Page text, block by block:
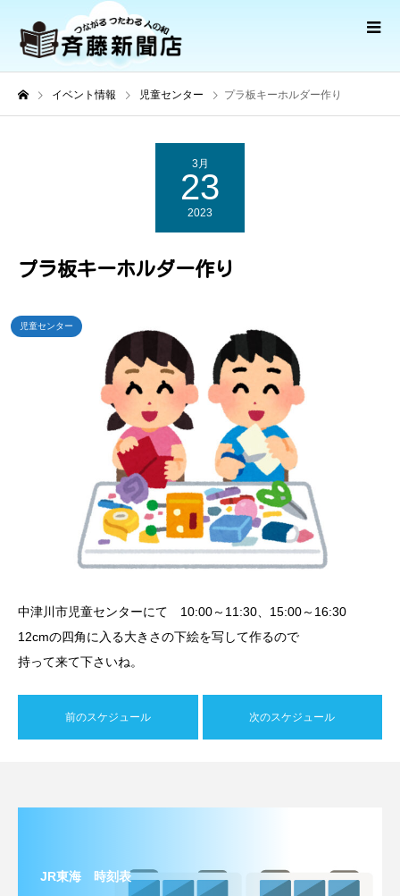
イベント情報 児童センター プラ板キーホルダー作り
3月
23
2023
プラ板キーホルダー作り
児童センター
中津川市児童センターにて 10:00～11:30、15:00～16:30
12cmの四角に入る大きさの下絵を写して作るので
持って来て下さいね。
前のスケジュール 次のスケジュール
JR東海 時刻表